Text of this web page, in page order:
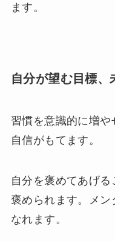
ます。
自分が望む目標、
習慣を意識的に増
自信がもてます。
自分を褒めてあげ
褒められます。メン
なれます。